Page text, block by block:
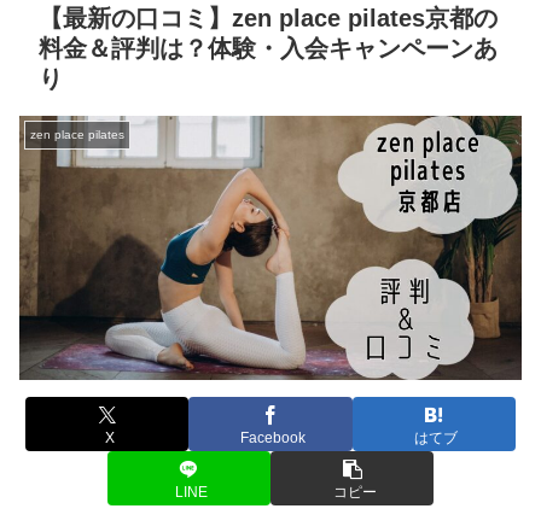
【最新の口コミ】zen place pilates京都の
料金＆評判は？体験・入会キャンペーンあ
り
zen place pilates
X Facebook はてブ
LINE コピー